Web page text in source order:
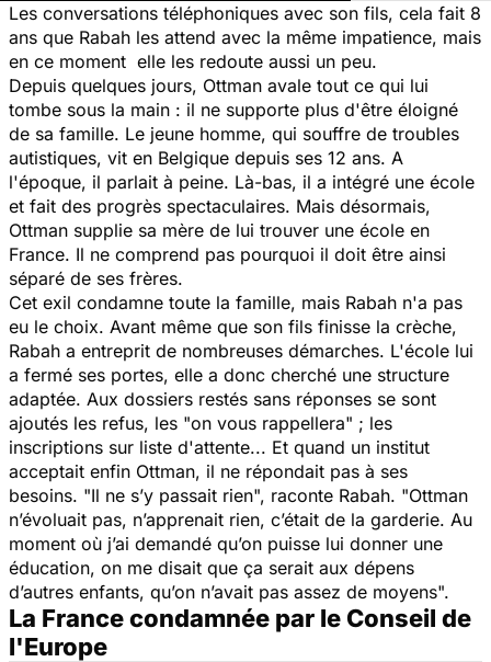
Les conversations téléphoniques avec son fils, cela fait 8
ans que Rabah les attend avec la même impatience, mais
en ce moment elle les redoute aussi un peu.
Depuis quelques jours, Ottman avale tout ce qui lui
tombe sous la main : il ne supporte plus d'être éloigné
de sa famille. Le jeune homme, qui souffre de troubles
autistiques, vit en Belgique depuis ses 12 ans. A
l'époque, il parlait à peine. Là-bas, il a intégré une école
et fait des progrès spectaculaires. Mais désormais,
Ottman supplie sa mère de lui trouver une école en
France. Il ne comprend pas pourquoi il doit être ainsi
séparé de ses frères.
Cet exil condamne toute la famille, mais Rabah n'a pas
eu le choix. Avant même que son fils finisse la crèche,
Rabah a entreprit de nombreuses démarches. L'école lui
a fermé ses portes, elle a donc cherché une structure
adaptée. Aux dossiers restés sans réponses se sont
ajoutés les refus, les "on vous rappellera" ; les
inscriptions sur liste d'attente... Et quand un institut
acceptait enfin Ottman, il ne répondait pas à ses
besoins. "Il ne s’y passait rien", raconte Rabah. "Ottman
n’évoluait pas, n’apprenait rien, c’était de la garderie. Au
moment où j’ai demandé qu’on puisse lui donner une
éducation, on me disait que ça serait aux dépens
d’autres enfants, qu’on n’avait pas assez de moyens".
La France condamnée par le Conseil de
l'Europe